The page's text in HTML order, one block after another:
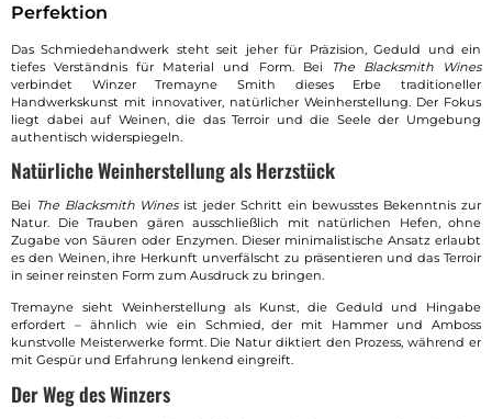
Perfektion
Das Schmiedehandwerk steht seit jeher für Präzision, Geduld und ein
tiefes Verständnis für Material und Form. Bei
The Blacksmith Wines
verbindet Winzer Tremayne Smith dieses Erbe traditioneller
Handwerkskunst mit innovativer, natürlicher Weinherstellung. Der Fokus
liegt dabei auf Weinen, die das Terroir und die Seele der Umgebung
authentisch widerspiegeln.
Natürliche Weinherstellung als Herzstück
Bei The Blacksmith Winesist jeder Schritt ein bewusstes Bekenntnis zur
Natur. Die Trauben gären ausschließlich mit natürlichen Hefen, ohne
Zugabe von Säuren oder Enzymen. Dieser minimalistische Ansatz erlaubt
es den Weinen, ihre Herkunft unverfälscht zu präsentieren und das Terroir
in seiner reinsten Form zum Ausdruck zu bringen.
Tremayne sieht Weinherstellung als Kunst, die Geduld und Hingabe
erfordert – ähnlich wie ein Schmied, der mit Hammer und Amboss
kunstvolle Meisterwerke formt. Die Natur diktiert den Prozess, während er
mit Gespür und Erfahrung lenkend eingreift.
Der Weg des Winzers